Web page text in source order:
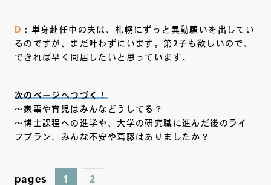
D ：単身赴任中の夫は、札幌にずっと異動願いを出してい
るのですが、まだ叶わずにいます。第2子も欲しいので、
できれば早く同居したいと思っています。
次のページへつづく！
～家事や育児はみんなどうしてる？
～博士課程への進学や、大学の研究職に進んだ後のライ
フプラン、みんな不安や葛藤はありましたか？
pages 1 2